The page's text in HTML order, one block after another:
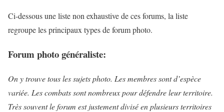
Ci-dessous une liste non exhaustive de ces forums, la liste
regroupe les principaux types de forum photo.
Forum photo généraliste:
On y trouve tous les sujets photo. Les membres sont d’espèce
variée. Les combats sont nombreux pour défendre leur territoire.
Très souvent le forum est justement divisé en plusieurs territoires